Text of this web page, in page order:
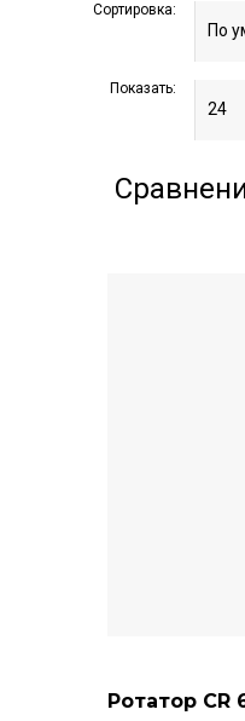
Сортировка:
Показать:
Ротатор CR